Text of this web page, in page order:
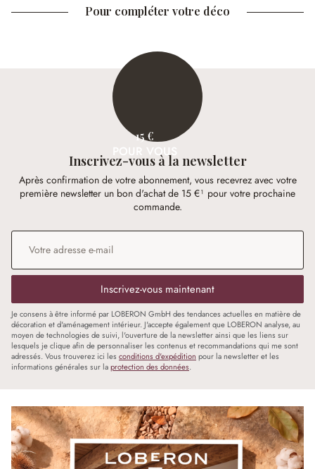
Pour compléter votre déco
15 €
POUR VOUS
Inscrivez-vous à la newsletter
Après confirmation de votre abonnement, vous recevrez avec votre
première newsletter un bon d'achat de 15 €¹ pour votre prochaine
commande.
Adresse e-mail
Inscrivez-vous maintenant
Je consens à être informé par LOBERON GmbH des tendances actuelles en matière de
décoration et d'aménagement intérieur. J'accepte également que LOBERON analyse, au
moyen de technologies de suivi, l'ouverture de la newsletter ainsi que les liens sur
lesquels je clique afin de personnaliser les contenus et recommandations qui me sont
adressés. Vous trouverez ici les conditions d'expédition pour la newsletter et les
informations générales sur laprotection des données.